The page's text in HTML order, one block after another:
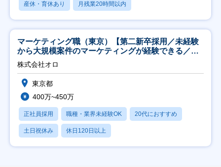
産休・育休あり 月残業20時間以内
マーケティング職（東京）【第二新卒採用／未経験
から大規模案件のマーケティングが経験できる／研
修充実】
株式会社オロ
東京都
400万~450万
正社員採用 職種・業界未経験OK 20代におすすめ
土日祝休み 休日120日以上